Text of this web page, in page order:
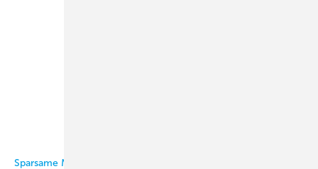
Sparsame Motorventile können zu energieeffizienteren